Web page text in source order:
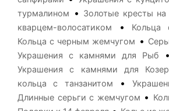
турмалином
• Золотые кресты на
кварцем-волосатиком
• Кольца
Кольца с черным жемчугом •
Украшения с камнями для Рыб
Украшения с камнями для
кольца с танзанитом
•
Длинные серьги с жемчугом •